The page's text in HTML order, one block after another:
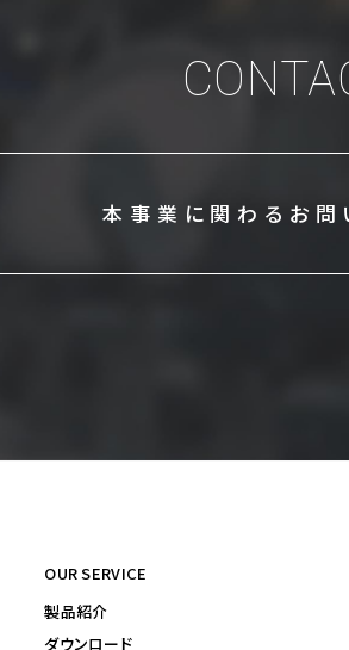
本事業に関わる お問
OUR SERVICE
製品紹介
ダウンロード